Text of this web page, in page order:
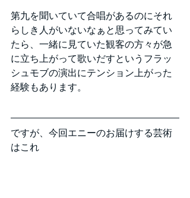
第九を聞いていて合唱があるのにそれ
らしき人がいないなぁと思ってみてい
たら、一緒に見ていた観客の方々が急
に立ち上がって歌いだすというフラッ
シュモブの演出にテンション上がった
経験もあります。
ですが、今回エニーのお届けする芸術
はこれ